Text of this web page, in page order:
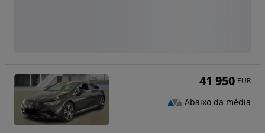
41 950 EUR
Abaixo da média